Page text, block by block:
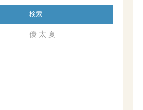
検索
優 太 夏